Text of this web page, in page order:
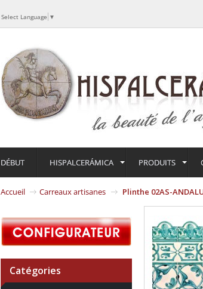
Select Language ▼
DÉBUT HISPALCERÁMICA PRODUITS
Accueil Carreaux artisanes Plinthe 02AS-
Catégories